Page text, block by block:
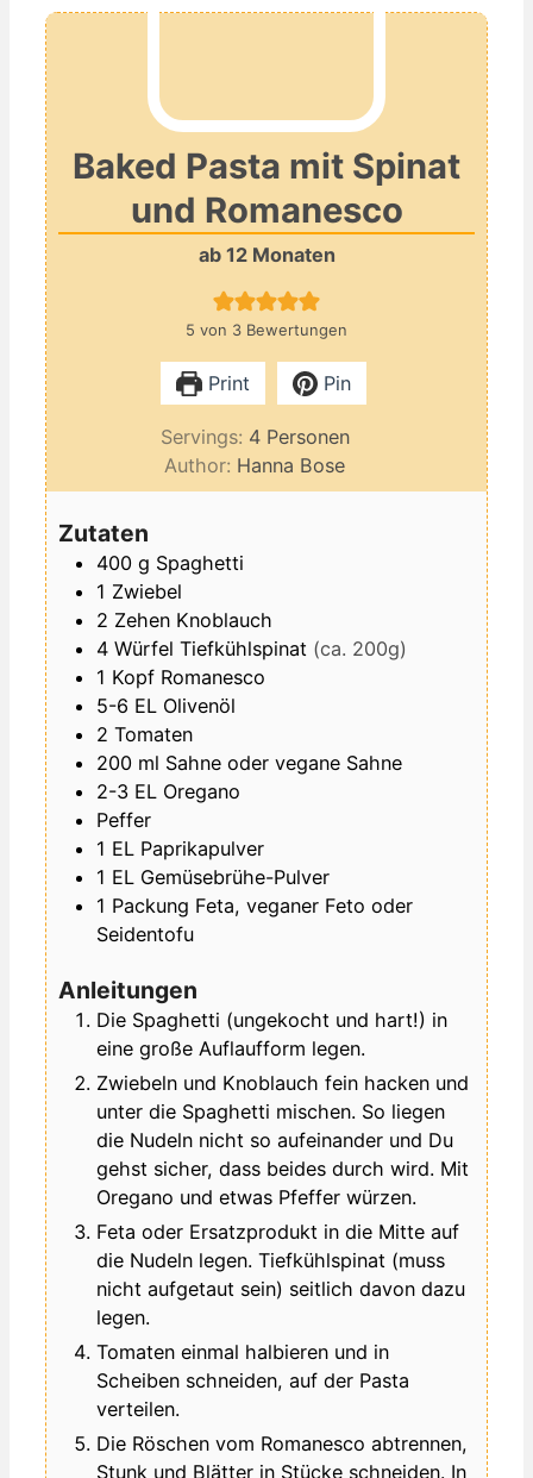
Baked Pasta mit Spinat
und Romanesco
ab 12 Monaten
5 von 3 Bewertungen
Print Pin
Servings: 4 Personen
Author: Hanna Bose
Zutaten
400 g Spaghetti
1 Zwiebel
2 Zehen Knoblauch
4 Würfel Tiefkühlspinat (ca. 200g)
1 Kopf Romanesco
5-6 EL Olivenöl
2 Tomaten
200 ml Sahne oder vegane Sahne
2-3 EL Oregano
Peffer
1 EL Paprikapulver
1 EL Gemüsebrühe-Pulver
1 Packung Feta, veganer Feto oder
Seidentofu
Anleitungen
Die Spaghetti (ungekocht und hart!) in
eine große Auflaufform legen.
Zwiebeln und Knoblauch fein hacken und
unter die Spaghetti mischen. So liegen
die Nudeln nicht so aufeinander und Du
gehst sicher, dass beides durch wird. Mit
Oregano und etwas Pfeffer würzen.
Feta oder Ersatzprodukt in die Mitte auf
die Nudeln legen. Tiefkühlspinat (muss
nicht aufgetaut sein) seitlich davon dazu
legen.
Tomaten einmal halbieren und in
Scheiben schneiden, auf der Pasta
verteilen.
Die Röschen vom Romanesco abtrennen,
Stunk und Blätter in Stücke schneiden. In